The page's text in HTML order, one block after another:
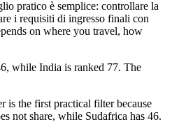
pratico è semplice: controllare la
i requisiti di ingresso finali con
on where you travel, how
while India is ranked 77. The
is the first practical filter because
not share, while Sudafrica has 46.